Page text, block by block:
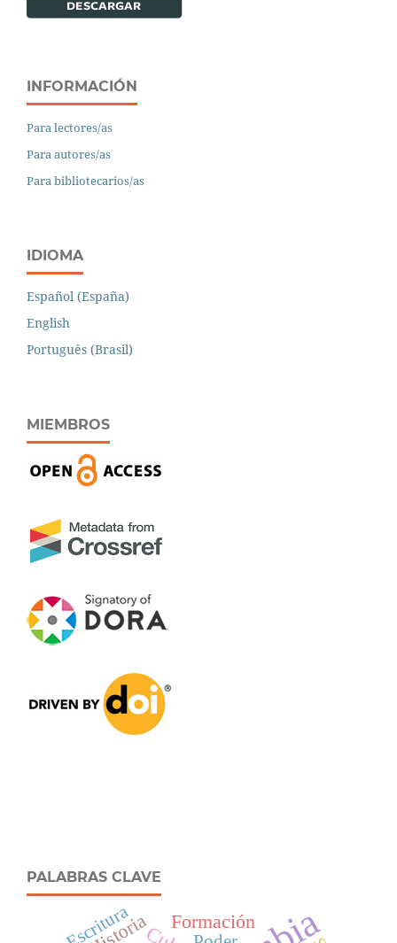
INFORMACIÓN
Para lectores/as
Para autores/as
Para bibliotecarios/as
IDIOMA
Español (España)
English
Português (Brasil)
MIEMBROS
PALABRAS CLAVE
Formación
Escritura